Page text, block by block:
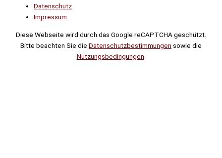
Datenschutz
Impressum
Diese Webseite wird durch das Google reCAPTCHA geschützt.
Bitte beachten Sie die Datenschutzbestimmungen sowie die
Nutzungsbedingungen